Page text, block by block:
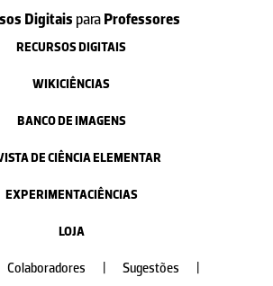
Digitais paraProfessores
RECURSOS DIGITAIS
WIKICIÊNCIAS
BANCO DE IMAGENS
DE CIÊNCIA ELEMENTAR
EXPERIMENTACIÊNCIAS
LOJA
Colaboradores Sugestões